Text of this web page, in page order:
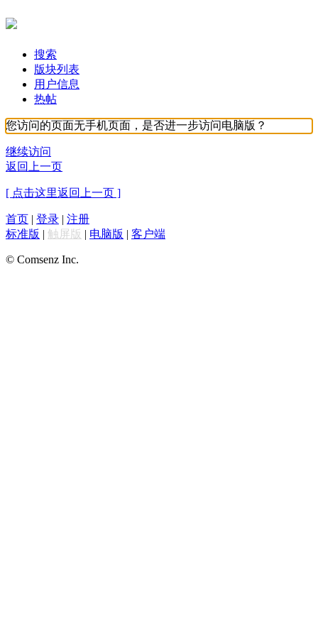
搜索
版块列表
用户信息
热帖
您访问的页面无手机页面，是否进一步访问电脑版？
继续访问
返回上一页
[ 点击这里返回上一页 ]
首页 | 登录 | 注册
标准版 | 触屏版 | 电脑版 | 客户端
© Comsenz Inc.